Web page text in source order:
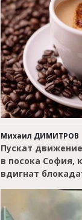
Михаил ДИМИТРОВ
Пускат
в посока София,
вдигнат